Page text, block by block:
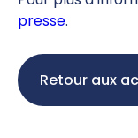
presse.
Retour aux